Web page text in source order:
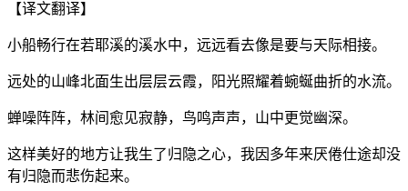
【译文翻译】
小船畅行在若耶溪的溪水中，远远看去像是要与天际相接。
远处的山峰北面生出层层云霞，阳光照耀着蜿蜒曲折的水流。
蝉噪阵阵，林间愈见寂静，鸟鸣声声，山中更觉幽深。
这样美好的地方让我生了归隐之心，我因多年来厌倦仕途却没
有归隐而悲伤起来。